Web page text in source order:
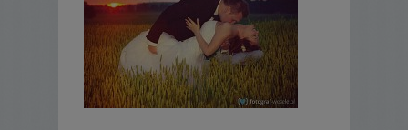
Pełen pakiet fotograficzny
- przygotowania i błogosławieństwo
- ceremonia
- przyjęcie do godz. 1.30